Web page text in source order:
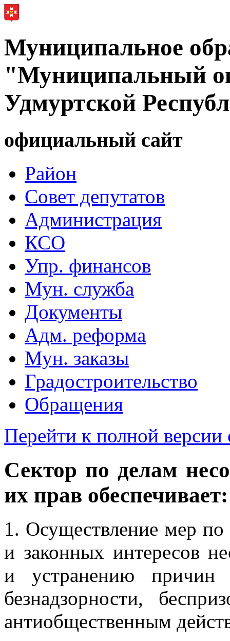
Муниципальное
"Муниципальный
Удмуртской
официальный сайт
Район
Совет депутатов
Администрация
КСО
Упр. финансов
Мун. служба
Документы
Адм. реформа
Мун. заказы
Градостроительство
Обращения
Перейти к полной версии
Сектор по делам
их прав обеспечивает:
1. Осуществление мер
и законных интересов
и устранению причин
безнадзорности,
антиобщественным